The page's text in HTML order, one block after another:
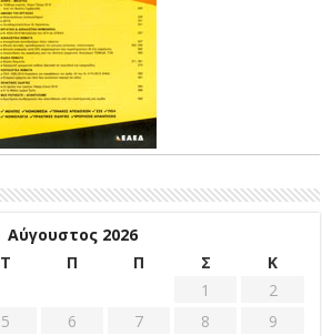
Αύγουστος 2026
Τ Π Π Σ
Κ
1
2
5 6 7 8
9